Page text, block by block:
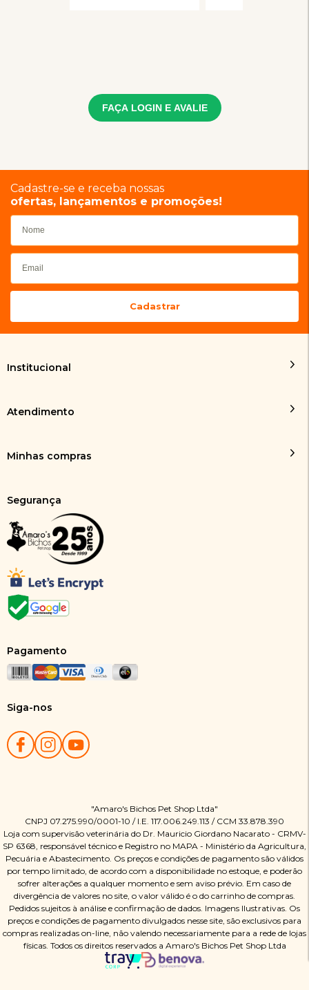
FAÇA LOGIN E AVALIE
Cadastre-se e receba nossas
ofertas, lançamentos e promoções!
Institucional
Atendimento
Minhas compras
Segurança
Pagamento
Siga-nos
"Amaro's Bichos Pet Shop Ltda"
CNPJ 07.275.990/0001-10 / I.E. 117.006.249.113 / CCM 33.878.390
Loja com supervisão veterinária do Dr. Mauricio Giordano Nacarato - CRMV-
SP 6368, responsável técnico e Registro no MAPA - Ministério da Agricultura,
Pecuária e Abastecimento. Os preços e condições de pagamento são válidos
por tempo limitado, de acordo com a disponibilidade no estoque, e poderão
sofrer alterações a qualquer momento e sem aviso prévio. Em caso de
divergência de valores no site, o valor válido é o do carrinho de compras.
Pedidos sujeitos à análise e confirmação de dados. Imagens Ilustrativas. Os
preços e condições de pagamento divulgados nesse site, são exclusivos para
compras realizadas on-line, não valendo necessariamente para a rede de lojas
físicas. Todos os direitos reservados a Amaro's Bichos Pet Shop Ltda